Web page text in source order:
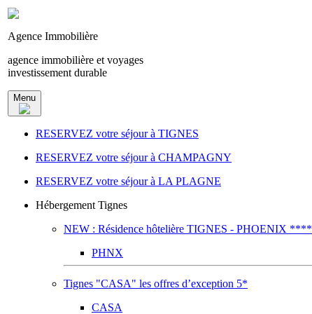
Agence Immobilière
agence immobilière et voyages
investissement durable
Menu
RESERVEZ votre séjour à TIGNES
RESERVEZ votre séjour à CHAMPAGNY
RESERVEZ votre séjour à LA PLAGNE
Hébergement Tignes
NEW : Résidence hôtelière TIGNES - PHOENIX ****
PHNX
Tignes "CASA" les offres d’exception 5*
CASA